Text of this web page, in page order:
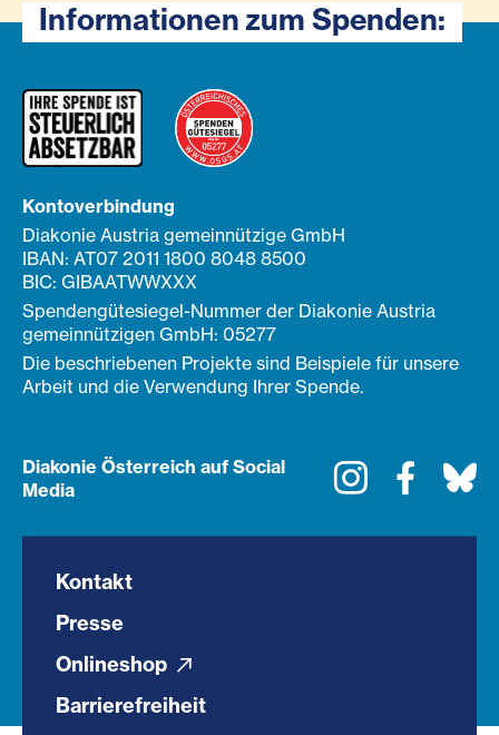
Informationen zum Spenden:
Kontoverbindung
Diakonie Austria gemeinnützige GmbH
IBAN: AT07 2011 1800 8048 8500
BIC: GIBAATWWXXX
Spendengütesiegel-Nummer der Diakonie Austria
gemeinnützigen GmbH: 05277
Die beschriebenen Projekte sind Beispiele für unsere
Arbeit und die Verwendung Ihrer Spende.
Diakonie Österreich auf Social
Media
Instagram
Kontakt
Presse
Onlineshop
Barrierefreiheit